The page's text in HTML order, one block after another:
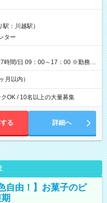
から1週間ほどで給与の一部を受け
17:30（休憩1時間） 時給1,300円
費 ※当日の役割により時給＋100
～13:30（休憩なし） 時給1,300
収8,400円＋交通費 【試用期
：川越駅）
ター
時間/日 09：00～17：00 ※勤務時
。
月以内）
OK / 10名以上の大量募集
る 詳細へ
自由！】お菓子のピ